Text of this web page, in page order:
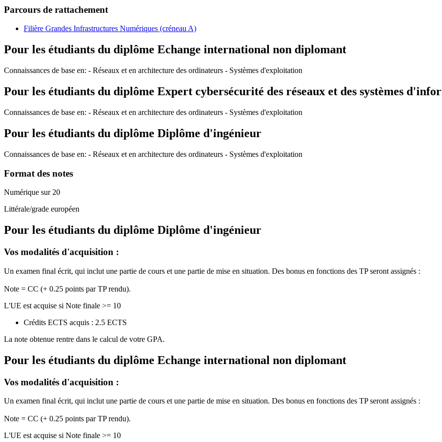
Parcours de rattachement
Filière Grandes Infrastructures Numériques (créneau A)
Pour les étudiants du diplôme Echange international non diplomant
Connaissances de base en: - Réseaux et en architecture des ordinateurs - Systèmes d'exploitation
Pour les étudiants du diplôme Expert cybersécurité des réseaux et des systèmes
Connaissances de base en: - Réseaux et en architecture des ordinateurs - Systèmes d'exploitation
Pour les étudiants du diplôme Diplôme d'ingénieur
Connaissances de base en: - Réseaux et en architecture des ordinateurs - Systèmes d'exploitation
Format des notes
Numérique sur 20
Littérale/grade européen
Pour les étudiants du diplôme Diplôme d'ingénieur
Vos modalités d'acquisition :
Un examen final écrit, qui inclut une partie de cours et une partie de mise en situation. Des bonus en fonctions des TP seront assignés :
Note = CC (+ 0.25 points par TP rendu).
L'UE est acquise si Note finale >= 10
Crédits ECTS acquis : 2.5 ECTS
La note obtenue rentre dans le calcul de votre GPA.
Pour les étudiants du diplôme Echange international non diplomant
Vos modalités d'acquisition :
Un examen final écrit, qui inclut une partie de cours et une partie de mise en situation. Des bonus en fonctions des TP seront assignés :
Note = CC (+ 0.25 points par TP rendu).
L'UE est acquise si Note finale >= 10